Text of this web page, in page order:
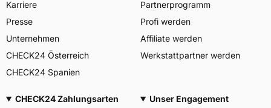
Karriere
Presse
Unternehmen
CHECK24 Österreich
CHECK24 Spanien
Partnerprogramm
Profi werden
Affiliate werden
Werkstattpartner werden
CHECK24 Zahlungsarten
Unser Engagement